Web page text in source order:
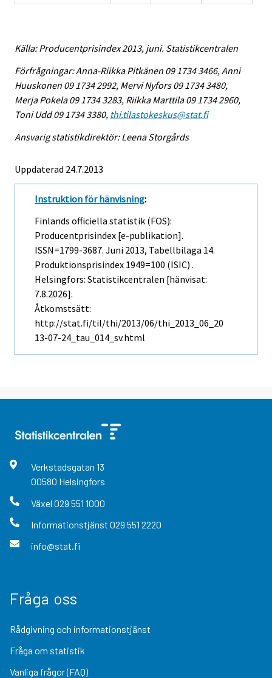
Källa: Producentprisindex 2013, juni. Statistikcentralen
Förfrågningar: Anna-Riikka Pitkänen 09 1734 3466, Anni
Huuskonen 09 1734 2992, Mervi Nyfors 09 1734 3480,
Merja Pokela 09 1734 3283, Riikka Marttila 09 1734 2960,
Toni Udd 09 1734 3380, thi.tilastokeskus@stat.fi
Ansvarig statistikdirektör: Leena Storgårds
Uppdaterad 24.7.2013
Instruktion för hänvisning:
Finlands officiella statistik (FOS):
Producentprisindex [e-publikation].
ISSN=1799-3687. Juni 2013, Tabellbilaga 14.
Produktionsprisindex 1949=100 (ISIC) .
Helsingfors: Statistikcentralen [hänvisat:
7.8.2026].
Åtkomstsätt:
http://stat.fi/til/thi/2013/06/thi_2013_06_20
13-07-24_tau_014_sv.html
Verkstadsgatan 13
00580 Helsingfors
Växel 029 551 1000
Informationstjänst 029 551 2220
info@stat.fi
Fråga oss
Rådgivning och informationstjänst
Fråga om statistik
Vanliga frågor (FAQ)